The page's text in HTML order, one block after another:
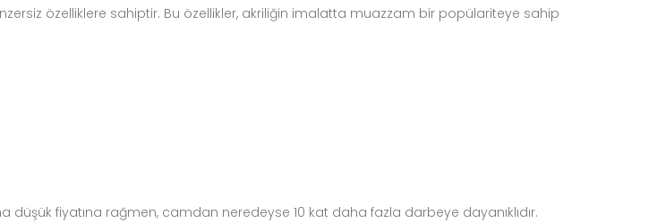
özelliklere sahiptir. Bu özellikler, akriliğin imalatta muazzam bir popülariteye sahip
düşük fiyatına rağmen, camdan neredeyse 10 kat daha fazla darbeye dayanıklıdır.